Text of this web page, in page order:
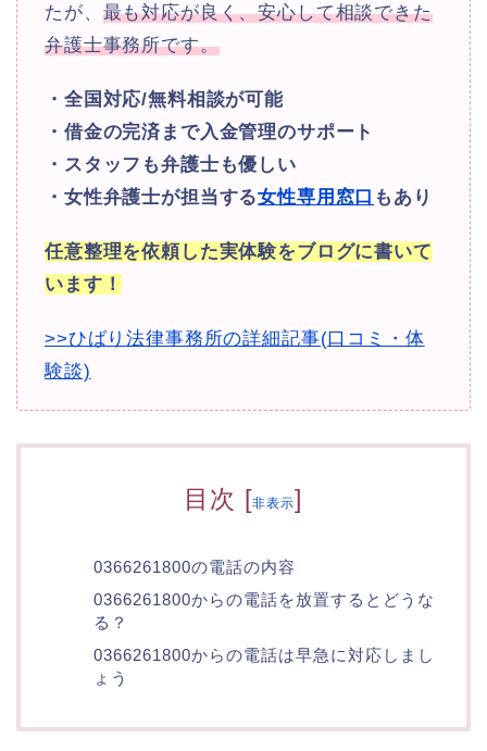
たが、 最も対応が良く、安心して相談できた
弁護士事務所です。
・全国対応/無料相談が可能
・借金の完済まで入金管理のサポート
・スタッフも弁護士も優しい
・女性弁護士が担当する女性専用窓口 もあり
任意整理を依頼した実体験をブログに書いて
います！
>>ひばり法律事務所の詳細記事(口コミ・体
験談)
目次 [非表示]
0366261800の電話の内容
0366261800からの電話を放置するとどうな
る？
0366261800からの電話は早急に対応しまし
ょう